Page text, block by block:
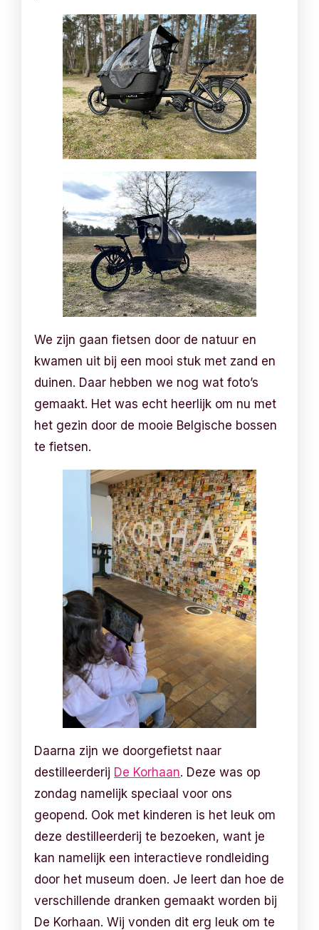
We zijn gaan fietsen door de natuur en
kwamen uit bij een mooi stuk met zand en
duinen. Daar hebben we nog wat foto’s
gemaakt. Het was echt heerlijk om nu met
het gezin door de mooie Belgische bossen
te fietsen.
Daarna zijn we doorgefietst naar
destilleerderij De Korhaan. Deze was op
zondag namelijk speciaal voor ons
geopend. Ook met kinderen is het leuk om
deze destilleerderij te bezoeken, want je
kan namelijk een interactieve rondleiding
door het museum doen. Je leert dan hoe de
verschillende dranken gemaakt worden bij
De Korhaan. Wij vonden dit erg leuk om te